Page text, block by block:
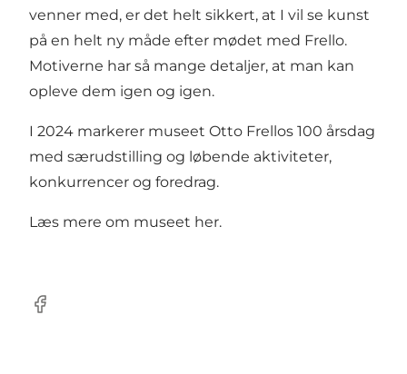
venner med, er det helt sikkert, at I vil se kunst
på en helt ny måde efter mødet med Frello.
Motiverne har så mange detaljer, at man kan
opleve dem igen og igen.
I 2024 markerer museet Otto Frellos 100 årsdag
med særudstilling og løbende aktiviteter,
konkurrencer og foredrag.
Læs mere om museet her.
Facebook